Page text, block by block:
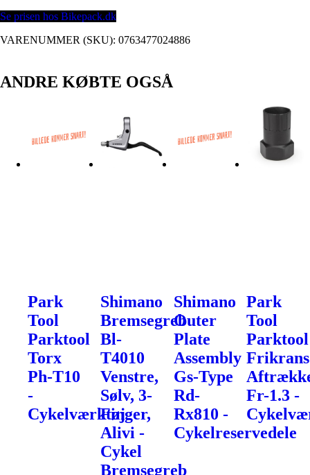
Se prisen hos Bikepack.dk
VARENUMMER (SKU): 0763477024886
ANDRE KØBTE OGSÅ
Park
Tool
Parktool
Torx
Ph-T10
-
Cykelværktøj
Shimano
Bremsegreb
Bl-
T4010
Venstre,
Sølv, 3-
Finger,
Alivi -
Cykel
Bremsegreb
Shimano
Outer
Plate
Assembly
Gs-Type
Rd-
Rx810 -
Cykelreservedele
Park
Tool
Parktool
Frikrans
Fr-1.3 -